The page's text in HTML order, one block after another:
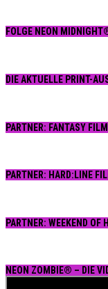
FOLGE NEON
DIE AKTUELLE PRINT-
PARTNER: FANTASY
PARTNER: HARD:LINE
PARTNER: WEEKEND OF
NEON ZOMBIE® – DIE